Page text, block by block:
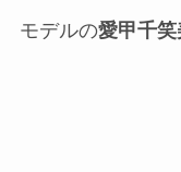
モデルの愛甲千